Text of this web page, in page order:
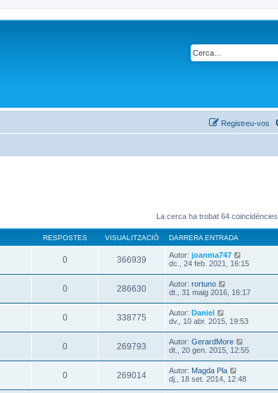
Registreu-vos
La cerca ha trobat 64 coincidències
RESPOSTES VISUALITZACIÓ DARRERA ENTRADA
0 366939 Autor: joanma747
dc., 24 feb. 2021, 16:15
0 286630 Autor: rortuno
dt., 31 maig 2016, 16:17
0 338775 Autor: Daniel
dv., 10 abr. 2015, 19:53
0 269793 Autor: GerardMore
dt., 20 gen. 2015, 12:55
0 269014 Autor: Magda Pla
dj., 18 set. 2014, 12:48